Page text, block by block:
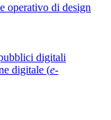
operativo di design
digitali
digitale (e-